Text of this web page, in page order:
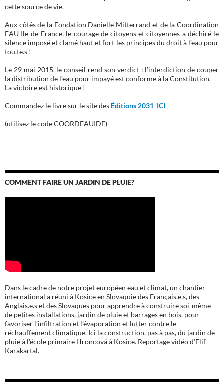
cette source de vie.
Aux côtés de la Fondation Danielle Mitterrand et de la Coordination
EAU Ile-de-France, le courage de citoyens et citoyennes a déchiré le
silence imposé et clamé haut et fort les principes du droit à l’eau pour
tou.te.s !
Le 29 mai 2015, le conseil rend son verdict : l’interdiction de couper
la distribution de l’eau pour impayé est conforme à la Constitution.
La victoire est historique !
Commandez le livre sur le site des Éditions 2031 ICI
(utilisez le code COORDEAUIDF)
COMMENT FAIRE UN JARDIN DE PLUIE?
Dans le cadre de notre projet européen eau et climat, un chantier
international a réuni à Kosice en Slovaquie des Français.e.s, des
Anglais.e.s et des Slovaques pour apprendre à construire soi-même
de petites installations, jardin de pluie et barrages en bois, pour
favoriser l’infiltration et l’évaporation et lutter contre le
réchauffement climatique. Ici la construction, pas à pas, du jardin de
pluie à l’école primaire Hroncová à Kosice. Reportage vidéo d’Elif
Karakartal.